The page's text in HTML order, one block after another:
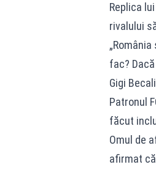
Replica
rivalului
fac?
Gigi
Patronul
făcut
Omul de
afirmat